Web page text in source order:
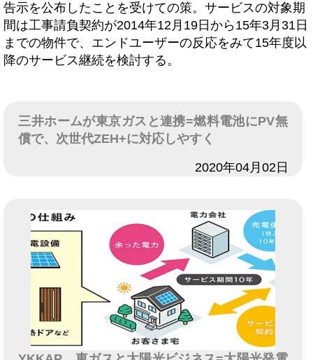
告示を公布したことを受けての策。サービスの対象期
間は工事請負契約が2014年12月19日から15年3月31日
までの物件で、エンドユーザーの反応をみて15年度以
降のサービス継続を検討する。
三井ホームが東京ガスと連携=燃料電池にPV無
償で、次世代ZEH+に対応しやすく
2020年04月02日